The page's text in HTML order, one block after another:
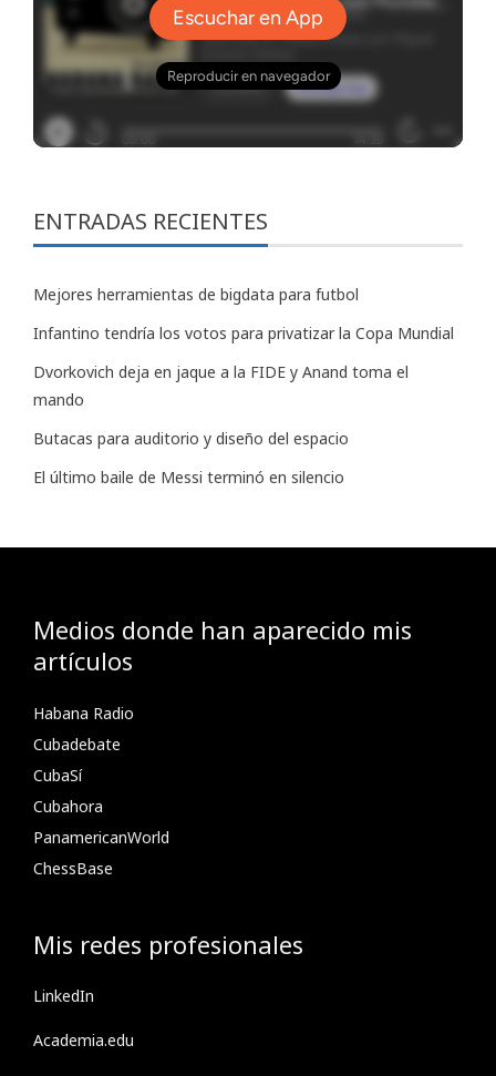
ENTRADAS RECIENTES
Mejores herramientas de bigdata para futbol
Infantino tendría los votos para privatizar la Copa Mundial
Dvorkovich deja en jaque a la FIDE y Anand toma el
mando
Butacas para auditorio y diseño del espacio
El último baile de Messi terminó en silencio
Medios donde han aparecido mis
artículos
Habana Radio
Cubadebate
CubaSí
Cubahora
PanamericanWorld
ChessBase
Mis redes profesionales
LinkedIn
Academia.edu